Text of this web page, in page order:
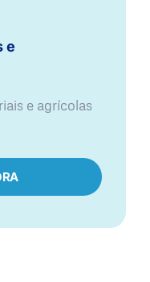
e
e agrícolas